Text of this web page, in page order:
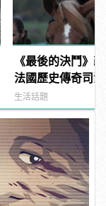
《最後的決鬥》
法國歷史傳奇司
manfashion這樣
生活話題